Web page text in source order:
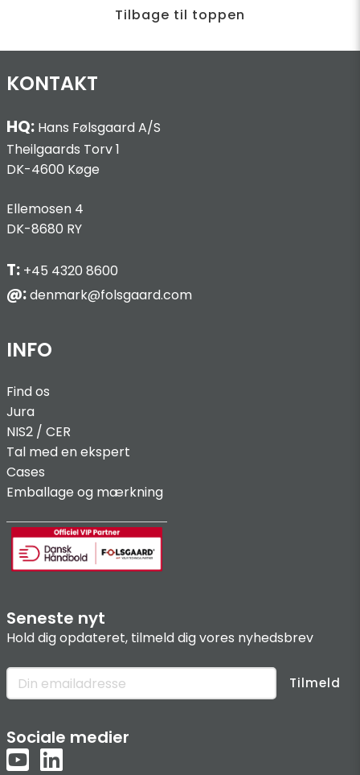
Tilbage til toppen
KONTAKT
HQ: Hans Følsgaard A/S
Theilgaards Torv 1
DK-4600 Køge
Ellemosen 4
DK-8680 RY
T: +45 4320 8600
@:denmark@folsgaard.com
INFO
Find os
Jura
NIS2 / CER
Tal med en ekspert
Cases
Emballage og mærkning
Seneste nyt
Hold dig opdateret, tilmeld dig vores nyhedsbrev
Tilmeld
Sociale medier